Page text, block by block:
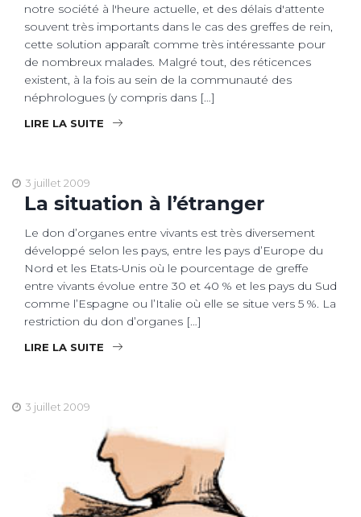
notre société à l'heure actuelle, et des délais d'attente
souvent très importants dans le cas des greffes de rein,
cette solution apparaît comme très intéressante pour
de nombreux malades. Malgré tout, des réticences
existent, à la fois au sein de la communauté des
néphrologues (y compris dans […]
LIRE LA SUITE
3 juillet 2009
La situation à l’étranger
Le don d’organes entre vivants est très diversement
développé selon les pays, entre les pays d’Europe du
Nord et les Etats-Unis où le pourcentage de greffe
entre vivants évolue entre 30 et 40 % et les pays du Sud
comme l’Espagne ou l’Italie où elle se situe vers 5 %. La
restriction du don d’organes […]
LIRE LA SUITE
3 juillet 2009